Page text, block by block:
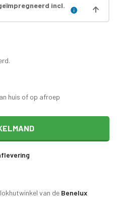
incl.
huis of op afroep
van de Benelux